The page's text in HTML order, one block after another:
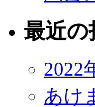
最近の
2022
あけ